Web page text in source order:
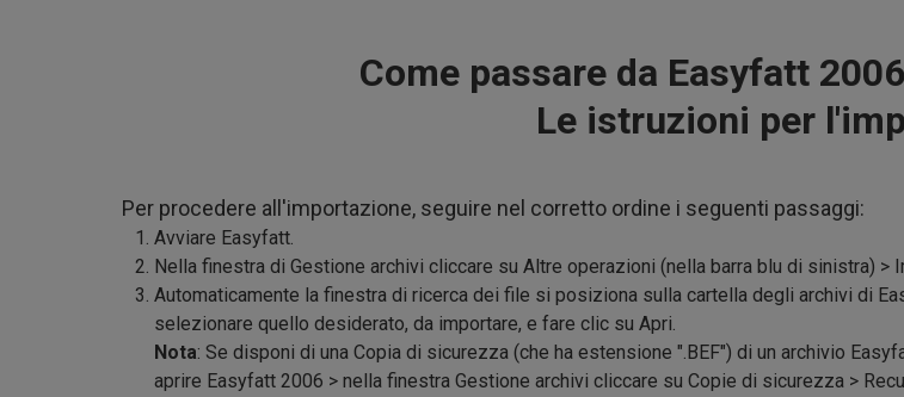
Come passare da Easyfatt
Le istruzioni per
Per procedere all'importazione, seguire nel corretto ordine i seguenti passaggi:
Avviare Easyfatt.
Nella finestra di Gestione archivi cliccare su Altre operazioni (nella barra blu di sinistra) >
Automaticamente la finestra di ricerca dei file si posiziona sulla cartella degli archivi di
selezionare quello desiderato, da importare, e fare clic su Apri.
Nota: Se disponi di una Copia di sicurezza (che ha estensione ".BEF") di un archivio
aprire Easyfatt 2006 > nella finestra Gestione archivi cliccare su Copie di sicurezza >